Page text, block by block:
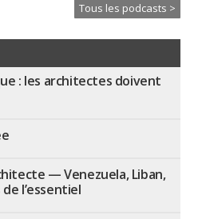
Tous les podcasts >
: les architectes doivent
— Venezuela, Liban,
l’essentiel